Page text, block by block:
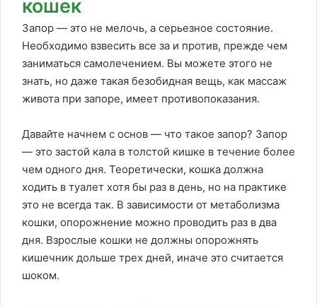
кошек
Запор — это не мелочь, а серьезное состояние.
Необходимо взвесить все за и против, прежде чем
заниматься самолечением. Вы можете этого не
знать, но даже такая безобидная вещь, как массаж
живота при запоре, имеет противопоказания.
Давайте начнем с основ — что такое запор? Запор
— это застой кала в толстой кишке в течение более
чем одного дня. Теоретически, кошка должна
ходить в туалет хотя бы раз в день, но на практике
это не всегда так. В зависимости от метаболизма
кошки, опорожнение можно проводить раз в два
дня. Взрослые кошки не должны опорожнять
кишечник дольше трех дней, иначе это считается
шоком.